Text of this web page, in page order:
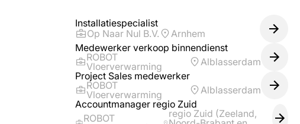
Installatiespecialist
Op Naar Nul B.V.
Arnhem
Medewerker verkoop binnendienst
ROBOT
Vloerverwarming
Alblasserdam
Project Sales medewerker
ROBOT
Vloerverwarming
Alblasserdam
Accountmanager regio Zuid
ROBOT
regio Zuid (Zeeland,